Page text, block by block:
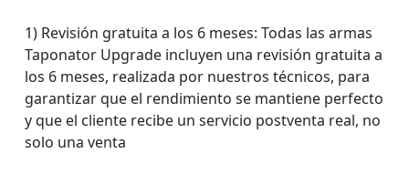
1) Revisión gratuita a los 6 meses: Todas las armas
Taponator Upgrade incluyen una revisión gratuita a
los 6 meses, realizada por nuestros técnicos, para
garantizar que el rendimiento se mantiene perfecto
y que el cliente recibe un servicio postventa real, no
solo una venta